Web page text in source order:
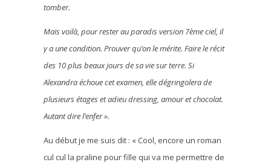
tomber.
Mais voilà, pour rester au paradis version 7ème ciel, il
y a une condition. Prouver qu’on le mérite. Faire le récit
des 10 plus beaux jours de sa vie sur terre. Si
Alexandra échoue cet examen, elle dégringolera de
plusieurs étages et adieu dressing, amour et chocolat.
Autant dire l’enfer ».
Au début je me suis dit : « Cool, encore un roman
cul cul la praline pour fille qui va me permettre de